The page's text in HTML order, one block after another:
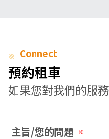
Connect
預約租車
如果您對我們的服
主旨/您的問題 ※